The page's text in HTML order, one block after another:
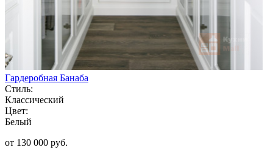
Гардеробная Банаба
Стиль:
Классический
Цвет:
Белый
от 130 000 руб.